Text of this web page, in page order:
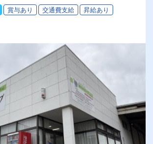
賞与あり 交通費支給 昇給あり